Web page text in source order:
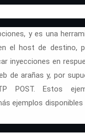
y es una
el host de destino,
inyecciones en
de arañas y, por
POST. Estos
ejemplos disponibles